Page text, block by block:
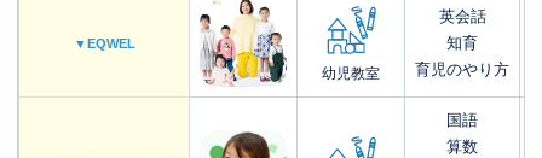
▼EQWEL
幼児教室
英会話
知育
育児のやり方
国語
算数